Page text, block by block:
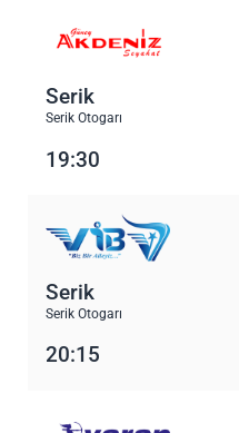
Serik
Serik Otogarı
19:30
Serik
Serik Otogarı
20:15